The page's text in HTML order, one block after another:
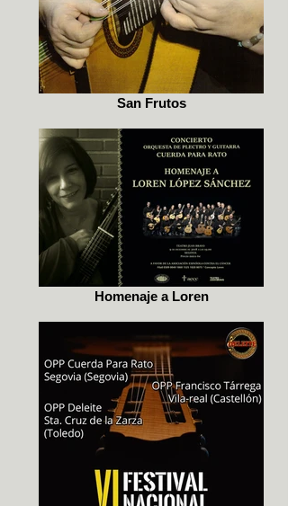
San Frutos
Homenaje a Loren